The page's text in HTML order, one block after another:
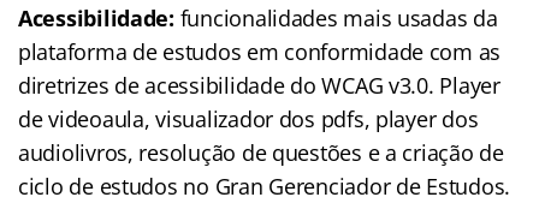
Acessibilidade: funcionalidades mais usadas da
plataforma de estudos em conformidade com as
diretrizes de acessibilidade do WCAG v3.0. Player
de videoaula, visualizador dos pdfs, player dos
audiolivros, resolução de questões e a criação de
ciclo de estudos no Gran Gerenciador de Estudos.